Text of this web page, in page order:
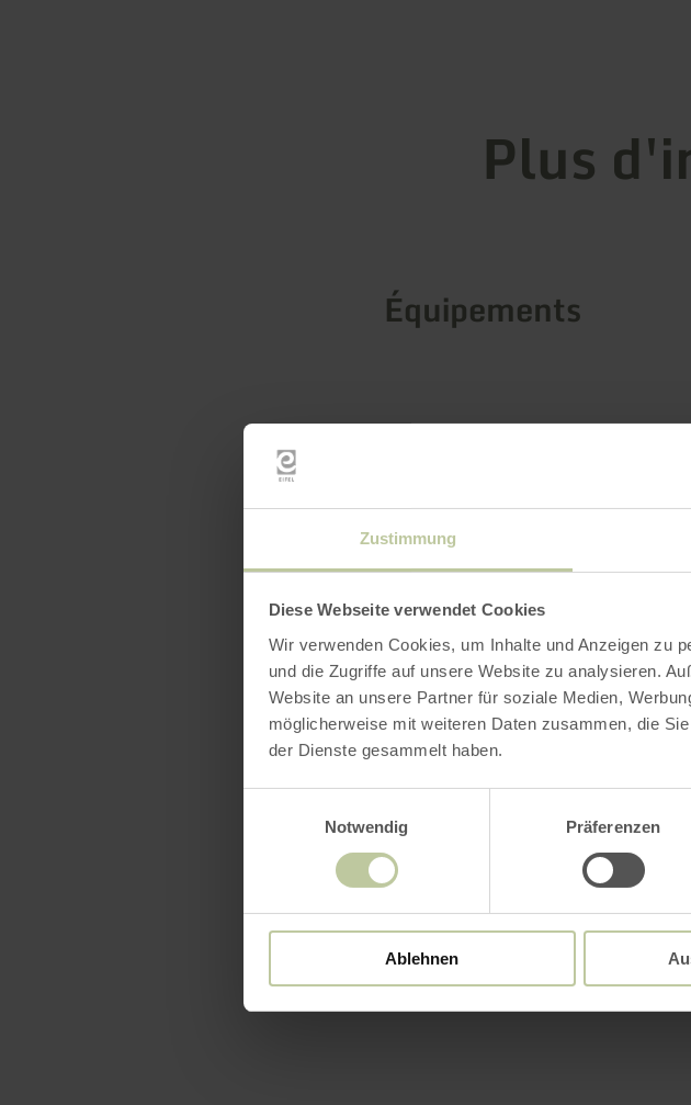
Zustimmung
Diese Webseite verwendet Cookies
Wir verwenden Cookies, um Inhalte und Anzeigen zu
und die Zugriffe auf unsere Website zu analysieren.
Website an unsere Partner für soziale Medien,
möglicherweise mit weiteren Daten zusammen, die
der Dienste gesammelt haben.
Notwendig
Präferenzen
Ablehnen
Plus
Équipements